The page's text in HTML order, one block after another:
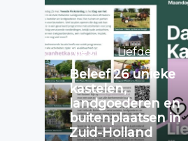
Nieuws Liefde
Beleef 26 unieke
kastelen,
landgoederen en
buitenplaatsen in
Zuid-Holland